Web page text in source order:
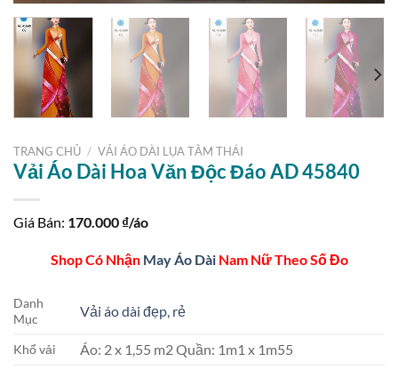
TRANG CHỦ / VẢI ÁO DÀI LỤA TẰM THÁI
Vải Áo Dài Hoa Văn Độc Đáo AD 45840
Giá Bán: 170.000 ₫/áo
Shop Có Nhận May Áo DàiNam Nữ Theo Số Đo
Danh
Mục
Vải áo dài đẹp, rẻ
Khổ vải Áo: 2 x 1,55 m2 Quần: 1m1 x 1m55